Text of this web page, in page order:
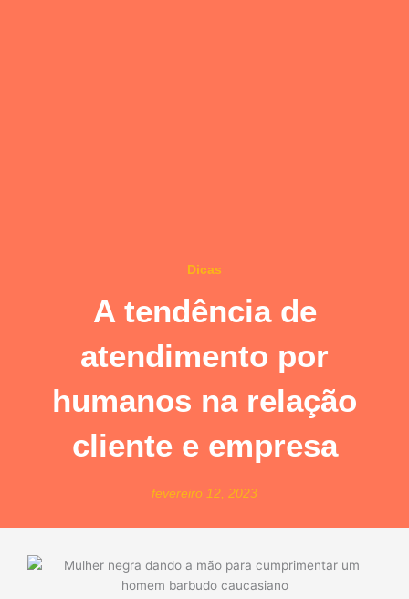
Dicas
A tendência de
atendimento por
humanos na relação
cliente e empresa
fevereiro 12, 2023